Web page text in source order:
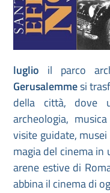
luglio il parco
Gerusalemmesi
della città, dove
archeologia,
visite guidate,
magia del cinema in
arene estive di
abbina il cinema di